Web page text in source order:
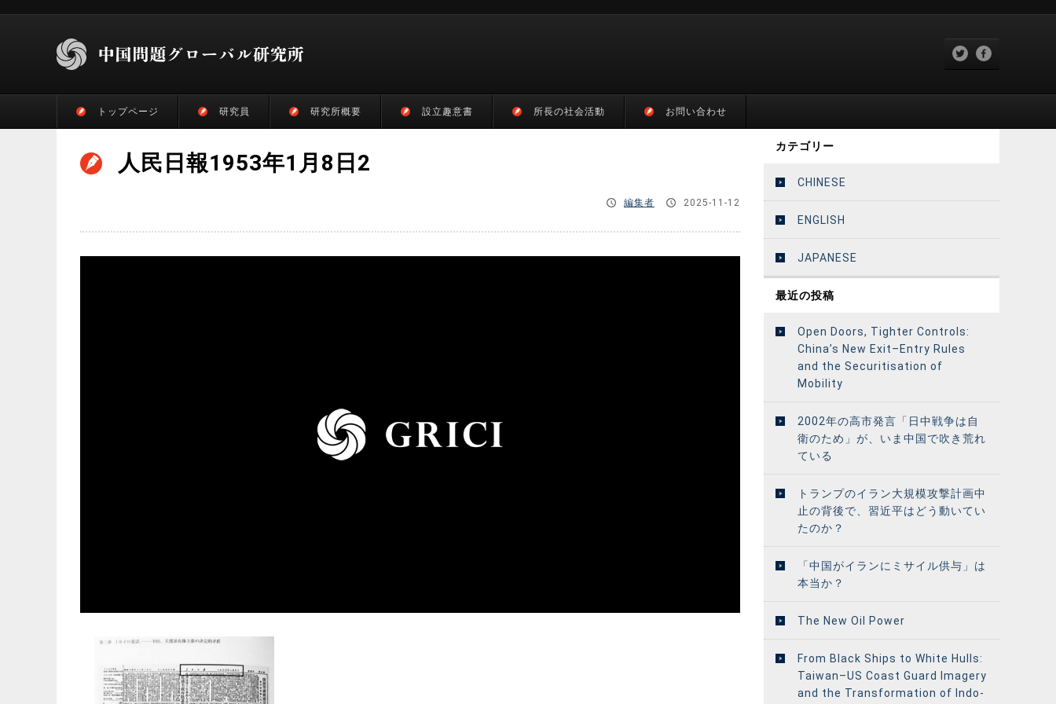
トップページ 研究員 研究所概要 設立趣意書 所長の社会活動 お問い合わせ
人民日報1953年1月8日2
編集者 2025-11-12
カテゴリー
CHINESE
ENGLISH
JAPANESE
最近の投稿
Open Doors, Tighter Controls:
China’s New Exit–Entry Rules
and the Securitisation of
Mobility
2002年の高市発言「日中戦争は自
衛のため」が、いま中国で吹き荒れ
ている
トランプのイラン大規模攻撃計画中
止の背後で、習近平はどう動いてい
たのか？
「中国がイランにミサイル供与」は
本当か？
The New Oil Power
From Black Ships to White Hulls:
Taiwan–US Coast Guard Imagery
and the Transformation of Indo-